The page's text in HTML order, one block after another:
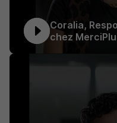
Coralia,
chez